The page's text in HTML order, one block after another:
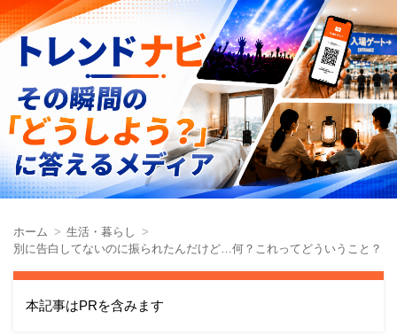
ホーム
生活・暮らし
別に告白してないのに振られたんだけど…何？これってどういうこと？
本記事はPRを含みます